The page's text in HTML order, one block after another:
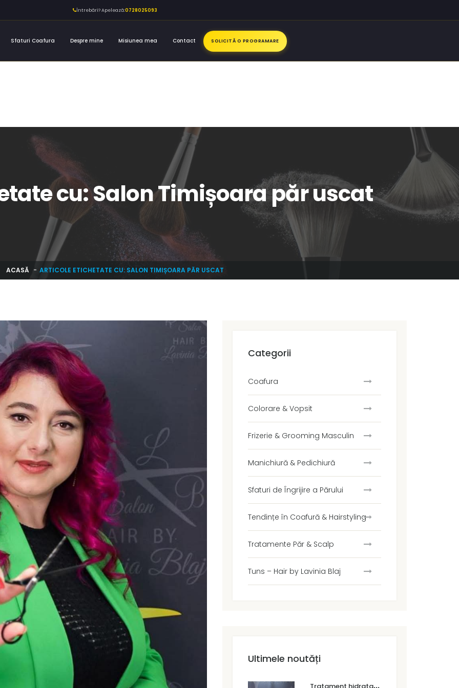
Întrebări? Apelează:0728025093
Sfaturi Coafura Despre mine Misiunea mea Contact SOLICITĂ O PROGRAMARE
cu: Salon Timișoara păr uscat
ACASĂ ARTICOLE ETICHETATE CU: SALON TIMIȘOARA PĂR USCAT
Categorii
Coafura
Colorare & Vopsit
Frizerie & Grooming Masculin
Manichiură & Pedichiură
Sfaturi de Îngrijire a Părului
Tendințe în Coafură & Hairstyling
Tratamente Păr & Scalp
Tuns – Hair by Lavinia Blaj
Ultimele noutăți
T
ratament hidratare păr Dumbrăvița – soluția pentru un păr moale, strălucitor și sănătos